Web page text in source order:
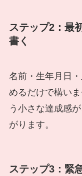
ステップ2：最
書く
名前・生年月日
めるだけで構い
う小さな達成感
がります。
ステップ3：緊